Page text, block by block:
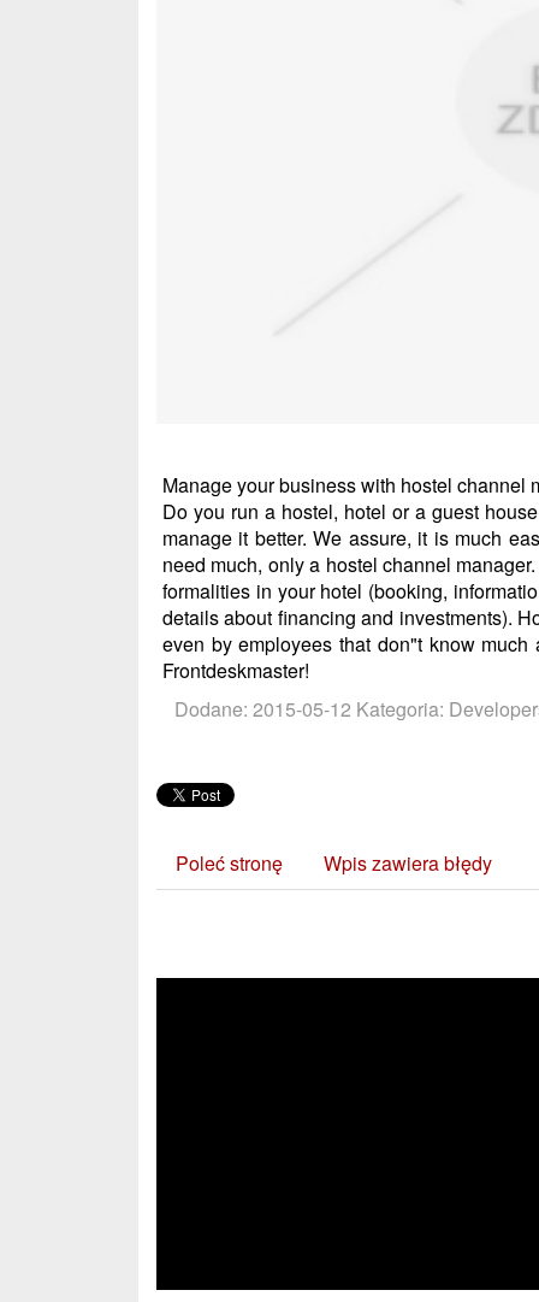
Manage your business with hostel channel
Do you run a hostel, hotel or a guest
manage it better. We assure, it is much
need much, only a hostel channel
formalities in your hotel (booking,
details about financing and investments).
even by employees that don"t know
Frontdeskmaster!
Dodane: 2015-05-12 Kategoria:
Poleć stronę Wpis zawiera błędy